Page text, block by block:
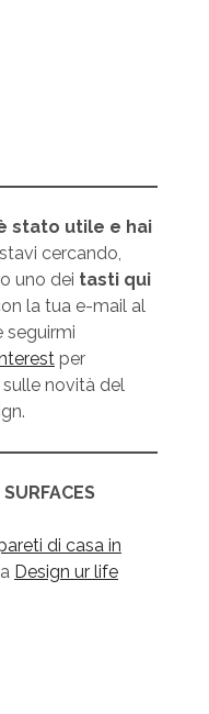
stato utile e hai
cercando,
uno dei tasti qui
la tua e-mail al
seguirmi
per
novità del
di casa in
Design ur life